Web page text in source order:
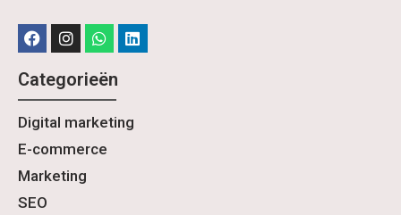
Categorieën
Digital marketing
E-commerce
Marketing
SEO